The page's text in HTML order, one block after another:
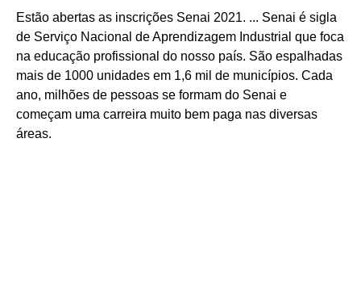
Estão abertas as inscrições Senai 2021. ... Senai é sigla
de Serviço Nacional de Aprendizagem Industrial que foca
na educação profissional do nosso país. São espalhadas
mais de 1000 unidades em 1,6 mil de municípios. Cada
ano, milhões de pessoas se formam do Senai e
começam uma carreira muito bem paga nas diversas
áreas.